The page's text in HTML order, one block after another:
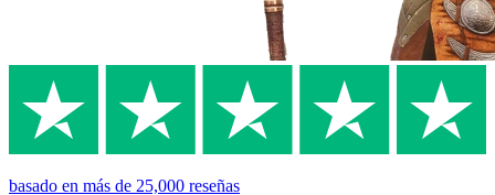
basado en más de 25,000 reseñas